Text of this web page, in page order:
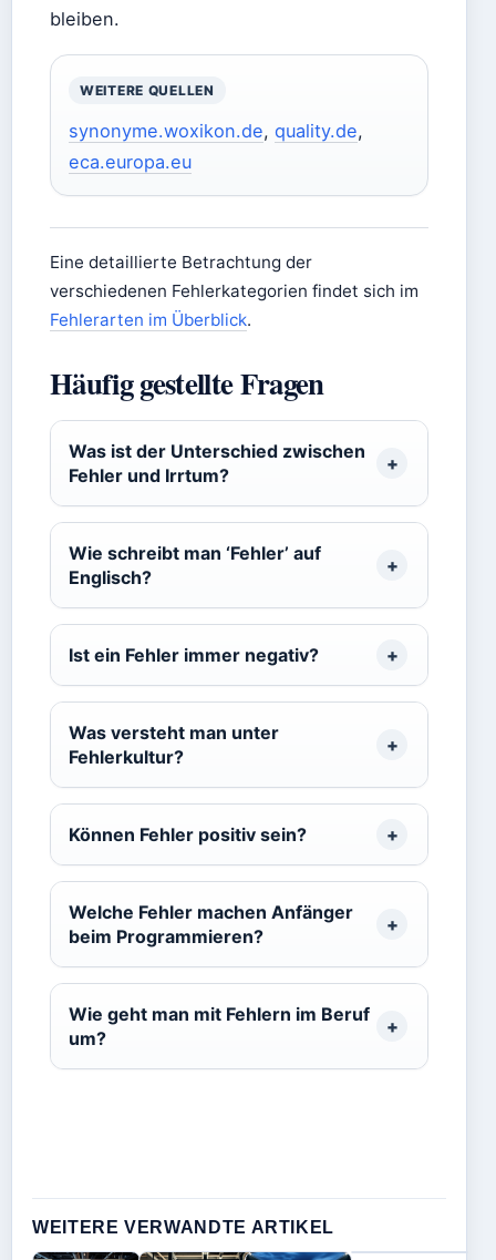
bleiben.
WEITERE QUELLEN
synonyme.woxikon.de, quality.de,
eca.europa.eu
Eine detaillierte Betrachtung der
verschiedenen Fehlerkategorien findet sich im
Fehlerarten im Überblick.
Häufig gestellte Fragen
Was ist der Unterschied zwischen
Fehler und Irrtum?
Wie schreibt man ‘Fehler’ auf
Englisch?
Ist ein Fehler immer negativ?
Was versteht man unter
Fehlerkultur?
Können Fehler positiv sein?
Welche Fehler machen Anfänger
beim Programmieren?
Wie geht man mit Fehlern im Beruf
um?
WEITERE VERWANDTE ARTIKEL